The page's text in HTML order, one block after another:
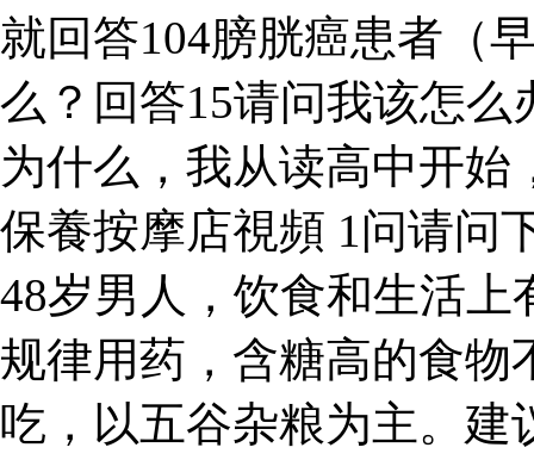
就回答104膀胱癌患者（
么？回答15请问我该怎
为什么，我从读高中开始
保養按摩店視頻 1问请问
48岁男人，饮食和生活
规律用药，含糖高的食物
吃，以五谷杂粮为主。建